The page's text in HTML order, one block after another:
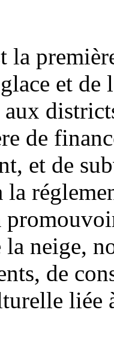
la
et de
de
et de
la
la neige,
de
liée